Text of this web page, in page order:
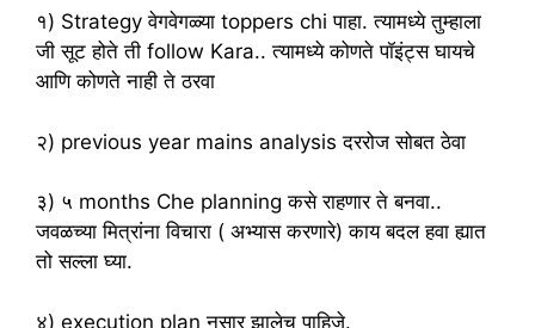
१) Strategy वेगवेगळ्या toppers chi पाहा. त्यामध्ये तुम्हाला
जी सूट होते ती follow Kara.. त्यामध्ये कोणते पॉइंट्स घायचे
आणि कोणते नाही ते ठरवा
२) previous year mains analysis दररोज सोबत ठेवा
३) ५ months Che planning कसे राहणार ते बनवा..
जवळच्या मित्रांना विचारा ( अभ्यास करणारे) काय बदल हवा ह्यात
तो सल्ला घ्या.
४) execution plan नुसार झालेच पाहिजे.